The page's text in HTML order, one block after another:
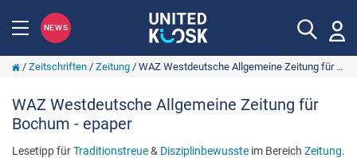
NEWS
/ Zeitschriften/ Zeitung/ WAZ Westdeutsche Allgemeine Zeitung für Bochum
WAZ Westdeutsche Allgemeine Zeitung für
Bochum - epaper
Lesetipp fürTraditionstreue& Disziplinbewusste im Bereich Zeitung.